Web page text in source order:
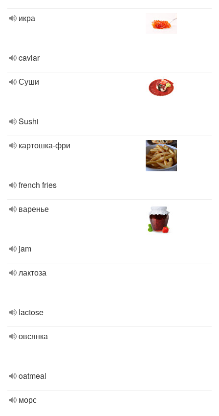
икра
caviar
Суши
Sushi
картошка-фри
french fries
варенье
jam
лактоза
lactose
овсянка
oatmeal
морс